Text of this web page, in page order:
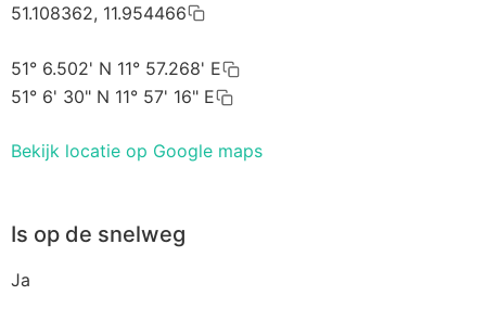
51.108362, 11.954466
51° 6.502' N 11° 57.268' E
51° 6' 30" N 11° 57' 16" E
Bekijk locatie op Google maps
Is op de snelweg
Ja